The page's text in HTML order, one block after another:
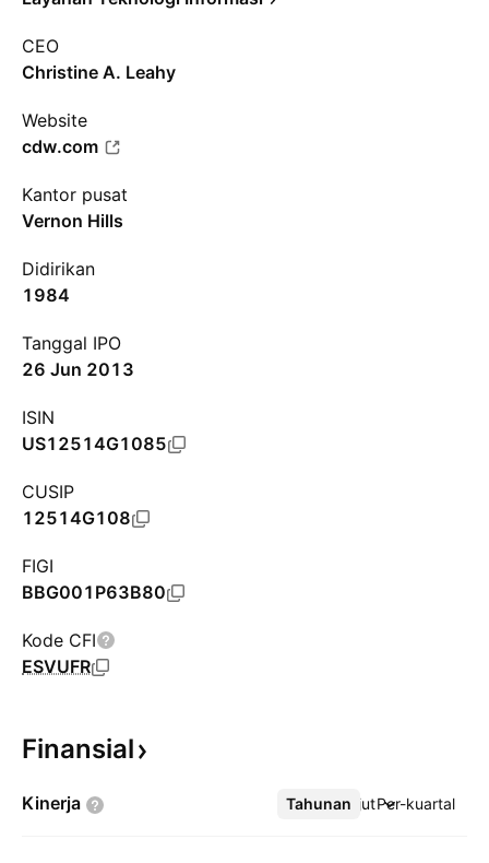
CEO
Christine A. Leahy
Website
cdw.com
Kantor pusat
Vernon Hills
Didirikan
1984
Tanggal IPO
26 Jun 2013
ISIN
US12514G1085
CUSIP
12514G108
FIGI
BBG001P63B80
Kode CFI
ESVUFR
Finansial
Kinerja Tahunan Per-kuartal
Lebih lanjut